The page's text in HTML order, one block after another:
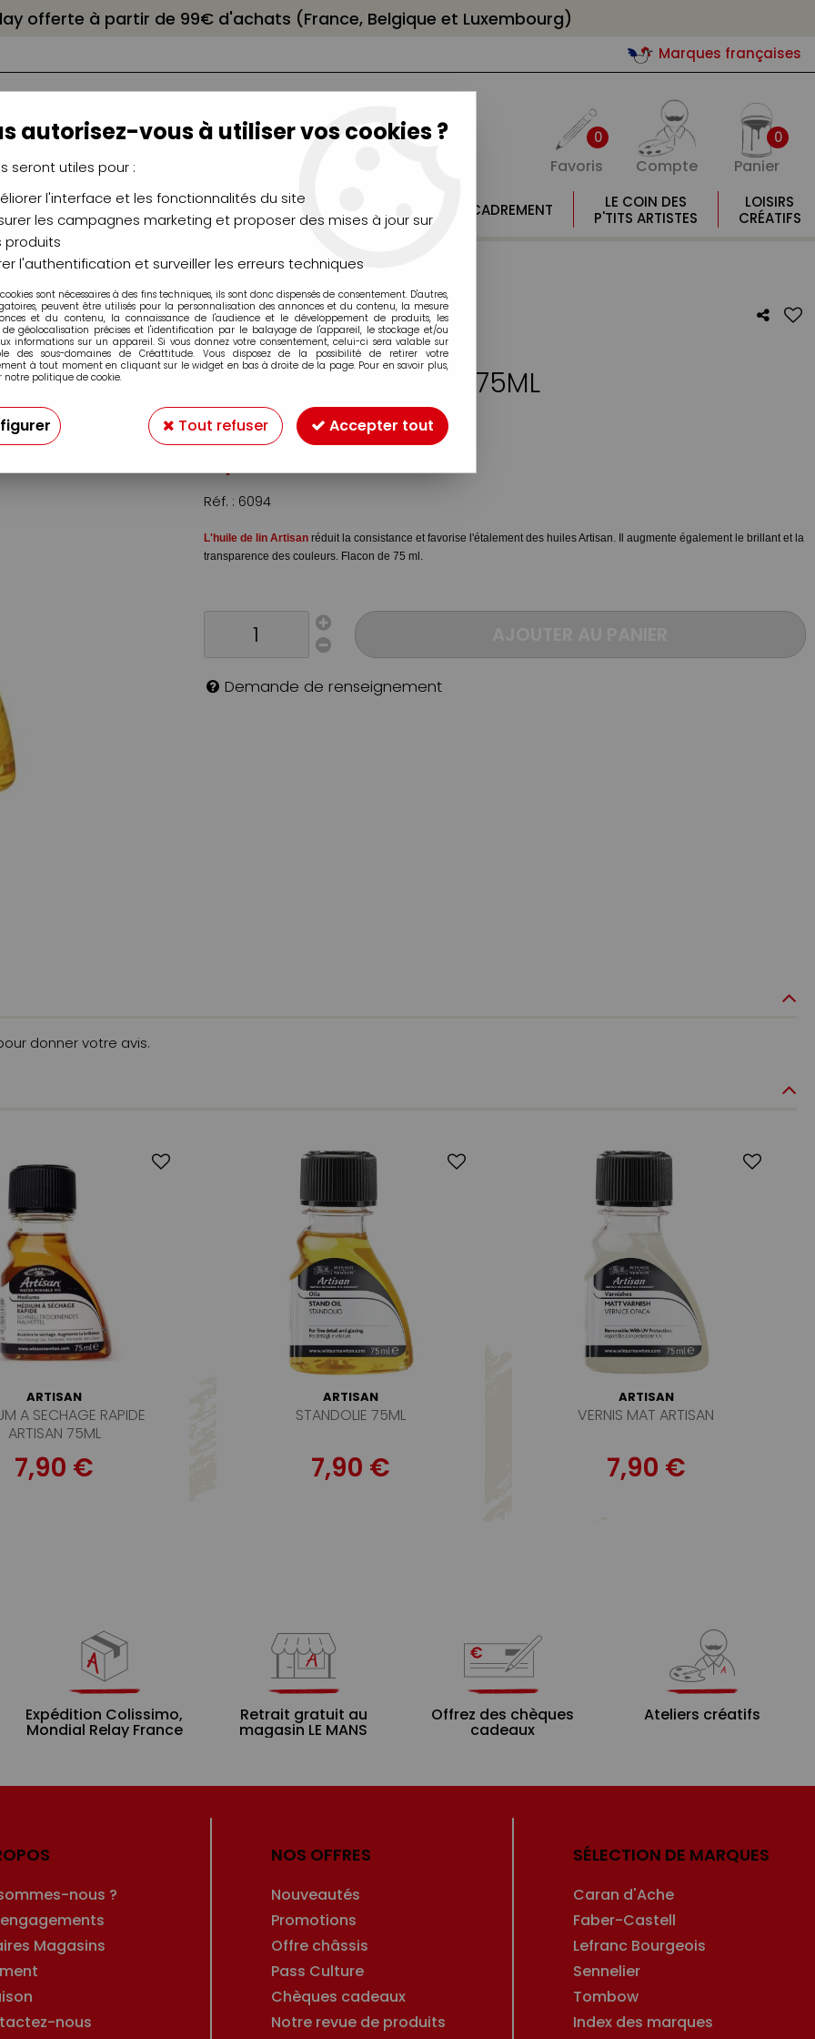
offerte à partir de 99€ d'achats (France, Belgique et Luxembourg)
Marques françaises
0
Favoris Compte
0
Panier
CHÂSSIS
CHEVALETS
AÉROGRAPHIE
MODÉLISME
MOULAGE
ENCADREMENT
LE COIN DES
P'TITS ARTISTES
LOISIRS
CRÉATIFS
>HUILE DE LIN ARTISAN 75ML
HUILE DE LIN ARTISAN 75ML
Soyez le premier à donner votre avis !
4,50 €
Réf. : 6094
L'huile de lin Artisan réduit la consistance et favorise l'étalement des huiles Artisan. Il augmente également le brillant et la
transparence des couleurs. Flacon de 75 ml.
Demande de renseignement
donner votre avis.
ARTISAN
A SECHAGE RAPIDE
ARTISAN 75ML
7,90 €
ARTISAN
STANDOLIE 75ML
7,90 €
ARTISAN
VERNIS MAT ARTISAN
7,90 €
Expédition Colissimo,
Mondial Relay France
Retrait gratuit au
magasin LE MANS
Offrez des chèques
cadeaux
Ateliers créatifs
nous ?
Magasins
nous
NOS OFFRES
Nouveautés
Promotions
Offre châssis
Pass Culture
Chèques cadeaux
Notre revue de produits
SÉLECTION DE MARQUES
Caran d'Ache
Faber-Castell
Lefranc Bourgeois
Sennelier
Tombow
Index des marques
autorisez-vous à utiliser vos cookies ?
seront utiles pour :
l'interface et les fonctionnalités du site
les campagnes marketing et proposer des mises à jour sur
produits
l'authentification et surveiller les erreurs techniques
sont nécessaires à des fins techniques, ils sont donc dispensés de consentement. D'autres,
peuvent être utilisés pour la personnalisation des annonces et du contenu, la mesure
et du contenu, la connaissance de l'audience et le développement de produits, les
de géolocalisation précises et l'identification par le balayage de l'appareil, le stockage et/ou
informations sur un appareil. Si vous donnez votre consentement, celui-ci sera valable sur
des sous-domaines de Créattitude. Vous disposez de la possibilité de retirer votre
à tout moment en cliquant sur le widget en bas à droite de la page. Pour en savoir plus,
notre politique de cookie.
Tout refuser Accepter tout